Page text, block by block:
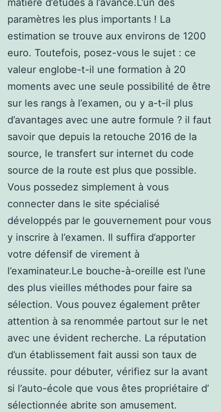
paramètres les plus importants ! La
estimation se trouve aux environs de 1200
euro. Toutefois, posez-vous le sujet : ce
valeur englobe-t-il une formation à 20
moments avec une seule possibilité de être
sur les rangs à l’examen, ou y a-t-il plus
d’avantages avec une autre formule ? il faut
savoir que depuis la retouche 2016 de la
source, le transfert sur internet du code
source de la route est plus que possible.
Vous possedez simplement à vous
connecter dans le site spécialisé
développés par le gouvernement pour vous
y inscrire à l’examen. Il suffira d’apporter
votre défensif de virement à
l’examinateur.Le bouche-à-oreille est l’une
des plus vieilles méthodes pour faire sa
sélection. Vous pouvez également prêter
attention à sa renommée partout sur le net
avec une évident recherche. La réputation
d’un établissement fait aussi son taux de
réussite. pour débuter, vérifiez sur la avant
si l’auto-école que vous êtes propriétaire d’
sélectionnée abrite son amusement.